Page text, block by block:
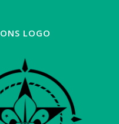
ONS LOGO